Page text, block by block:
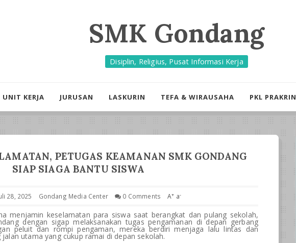
SMK Gondang
Disiplin, Religius, Pusat Informasi Kerja
UNIT KERJA JURUSAN LASKURIN TEFA & WIRAUSAHA PKL PRAKRIN
PETUGAS KEAMANAN SMK GONDANG
SIAP SIAGA BANTU SISWA
28, 2025 Gondang Media Center 0 Comments A+ a-
menjamin keselamatan para siswa saat berangkat dan pulang sekolah,
dengan sigap melaksanakan tugas pengamanan di depan gerbang
peluit dan rompi pengaman, mereka berdiri menjaga lalu lintas dan
utama yang cukup ramai di depan sekolah.